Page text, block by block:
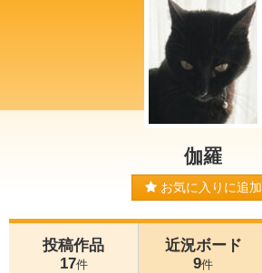
伽羅
お気に入りに追加
投稿作品
17件
近況ボード
9件